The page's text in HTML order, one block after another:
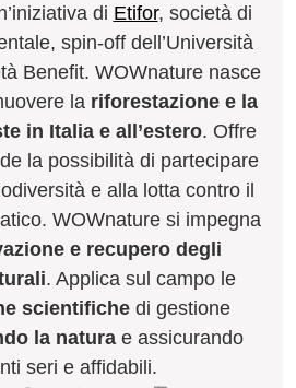
di Etifor, società di
spin-off dell’Università
Benefit. WOWnature nasce
la riforestazione e la
in Italia e all’estero. Offre
la possibilità di partecipare
e alla lotta contro il
WOWnature si impegna
e recupero degli
. Applica sul campo le
scientifiche di gestione
la natura e assicurando
seri e affidabili.